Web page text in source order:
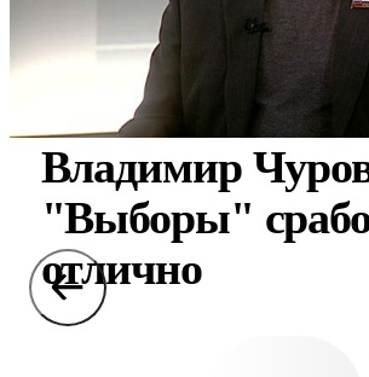
Владимир
"Выборы"
отлично